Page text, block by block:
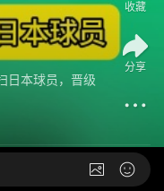
日本球员，晋级
收藏
分享